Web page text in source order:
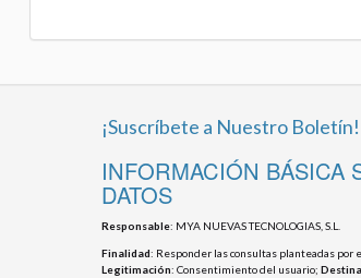
¡Suscríbete a Nuestro Boletín!
INFORMACIÓN BÁSICA
DATOS
Responsable: MYA NUEVAS TECNOLOGIAS, S.L.
Finalidad: Responder las consultas planteadas por
Legitimación: Consentimiento del usuario;